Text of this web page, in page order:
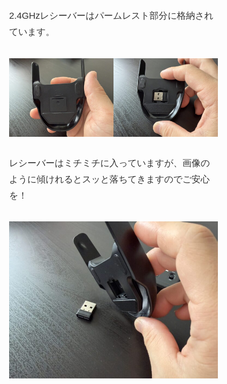
2.4GHzレシーバーはパームレスト部分に格納され
ています。
レシーバーはミチミチに入っていますが、画像の
ように傾けれるとスッと落ちてきますのでご安心
を！